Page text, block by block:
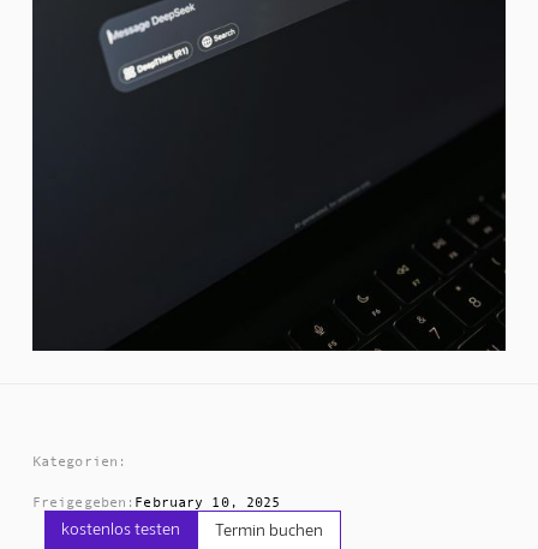
Kategorien:
Freigegeben: February 10, 2025
kostenlos testen Termin buchen